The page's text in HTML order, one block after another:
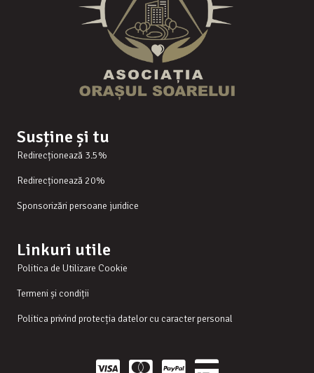
Susține și tu
Redirecționează 3.5%
Redirecționează 20%
Sponsorizări persoane juridice
Linkuri utile
Politica de Utilizare Cookie
Termeni și condiții
Politica privind protecția datelor cu caracter personal